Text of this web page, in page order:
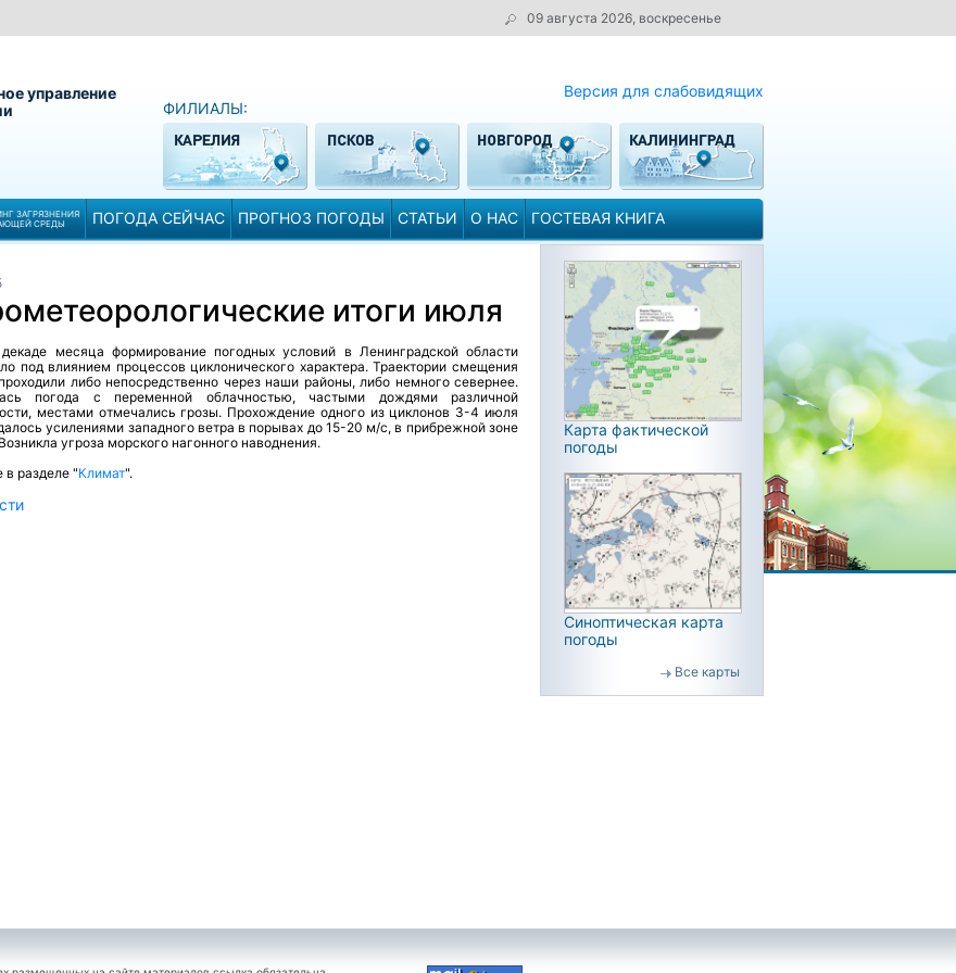
09 августа 2026, воскресенье
управление
Версия для слабовидящих
ФИЛИАЛЫ:
ЗАГРЯЗНЕНИЯ
СРЕДЫ
ПОГОДА СЕЙЧАС ПРОГНОЗ ПОГОДЫ СТАТЬИ О НАС ГОСТЕВАЯ КНИГА
итоги июля
месяца формирование погодных условий в Ленинградской области
под влиянием процессов циклонического характера. Траектории смещения
либо непосредственно через наши районы, либо немного севернее.
погода с переменной облачностью, частыми дождями различной
местами отмечались грозы. Прохождение одного из циклонов 3-4 июля
усилениями западного ветра в порывах до 15-20 м/с, в прибрежной зоне
угроза морского нагонного наводнения.
в разделе "Климат".
Карта фактической
погоды
Синоптическая карта
погоды
Все карты